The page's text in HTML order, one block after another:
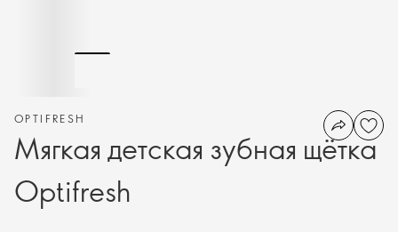
OPTIFRESH
Мягкая детская зубная щётка
Optifresh